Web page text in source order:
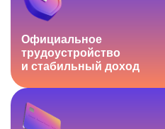
Официальное
трудоустройство
и стабильный доход